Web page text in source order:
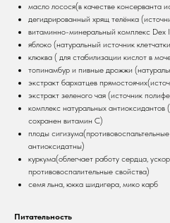
масло лосося(в качестве консерванта
дегидрированный хрящ телёнка
витаминно-минеральный комплекс Dex
яблоко (натуральный источник
клюква ( для стабилизации кислот в
топинамбур и пивные дрожжи
экстракт бархатцев
экстракт зеленого чая (источник
комплекс натуральных антиоксидантов
сохранен витамин С)
плоды
антиоксидатны)
куркума(облегчает работу сердца,
противовоспалительные свойства)
семя льна, юкка шидигера, мико карб
Питательность